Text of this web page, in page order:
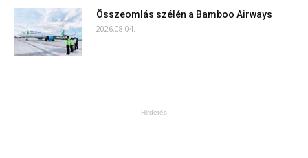
Összeomlás szélén a Bamboo Airways
2026.08.04.
Hirdetés